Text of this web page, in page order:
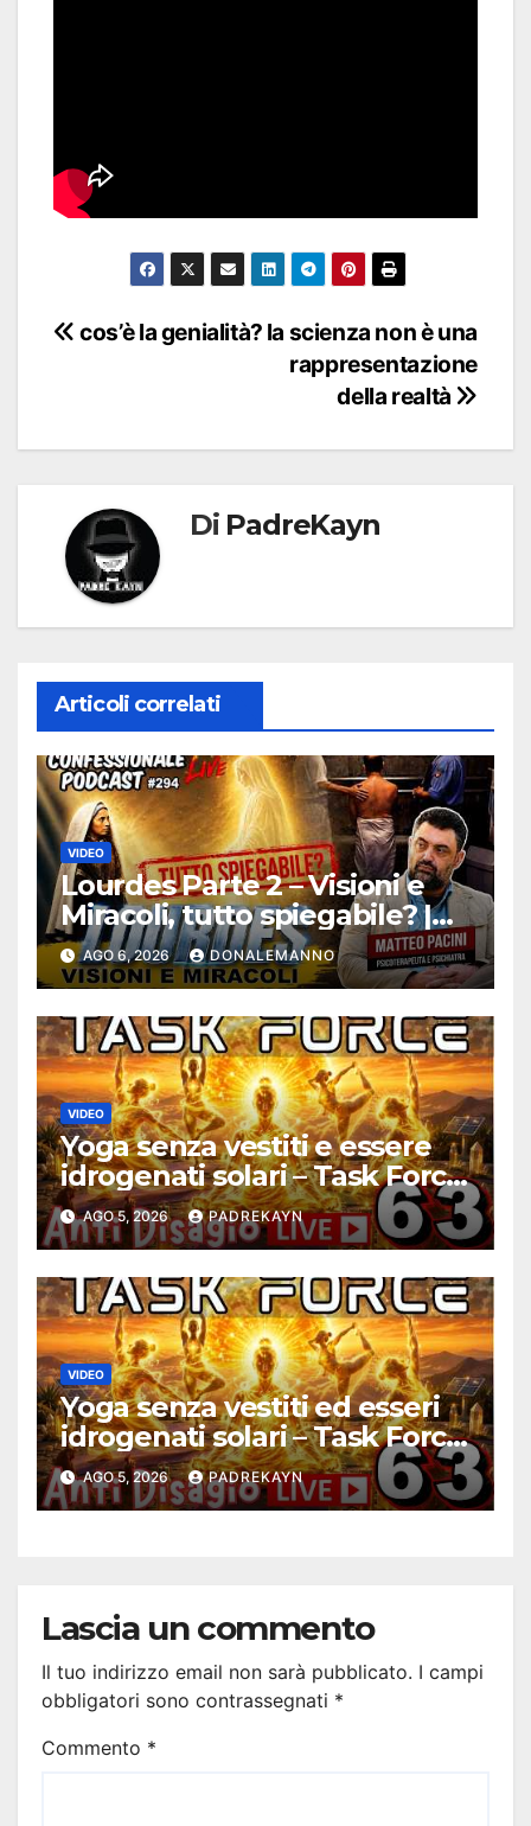
Navigazionela scienza non è una
rappresentazione
della realtà
cos’è la genialità?
Di PadreKayn
Articoli correlati
VIDEO
Lourdes Parte 2 – Visioni e
Miracoli, tutto spiegabile? |
Debunking |
#ConfessionalePodcast 294
AGO 6, 2026 DONALEMANNO
VIDEO
Yoga senza vestiti e essere
idrogenati solari – Task Force
Antidisagio ep. 63
AGO 5, 2026 PADREKAYN
VIDEO
Yoga senza vestiti ed esseri
idrogenati solari – Task Force
Antidisagio 63
AGO 5, 2026 PADREKAYN
Lascia un commento
Il tuo indirizzo email non sarà pubblicato. I campi
obbligatori sono contrassegnati *
Commento *